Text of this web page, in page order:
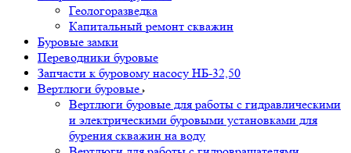
Геологоразведка
Капитальный ремонт скважин
Буровые замки
Переводники буровые
Запчасти к буровому насосу НБ-32,50
Вертлюги буровые
Вертлюги буровые для работы с гидравлическими
и электрическими буровыми установками для
бурения скважин на воду